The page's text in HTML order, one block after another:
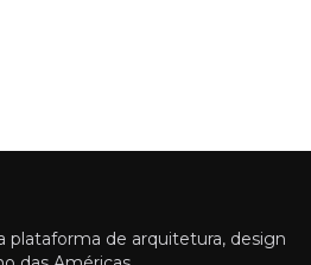
plataforma de arquitetura, design